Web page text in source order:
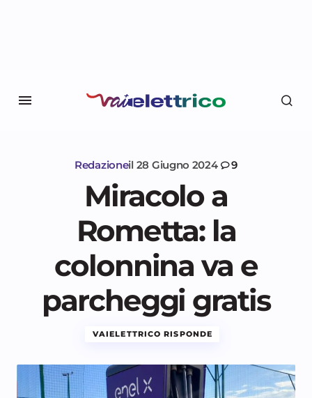
Redazioneil 28 Giugno 2024 9
Miracolo a
Rometta: la
colonnina va e
parcheggi gratis
VAIELETTRICO RISPONDE